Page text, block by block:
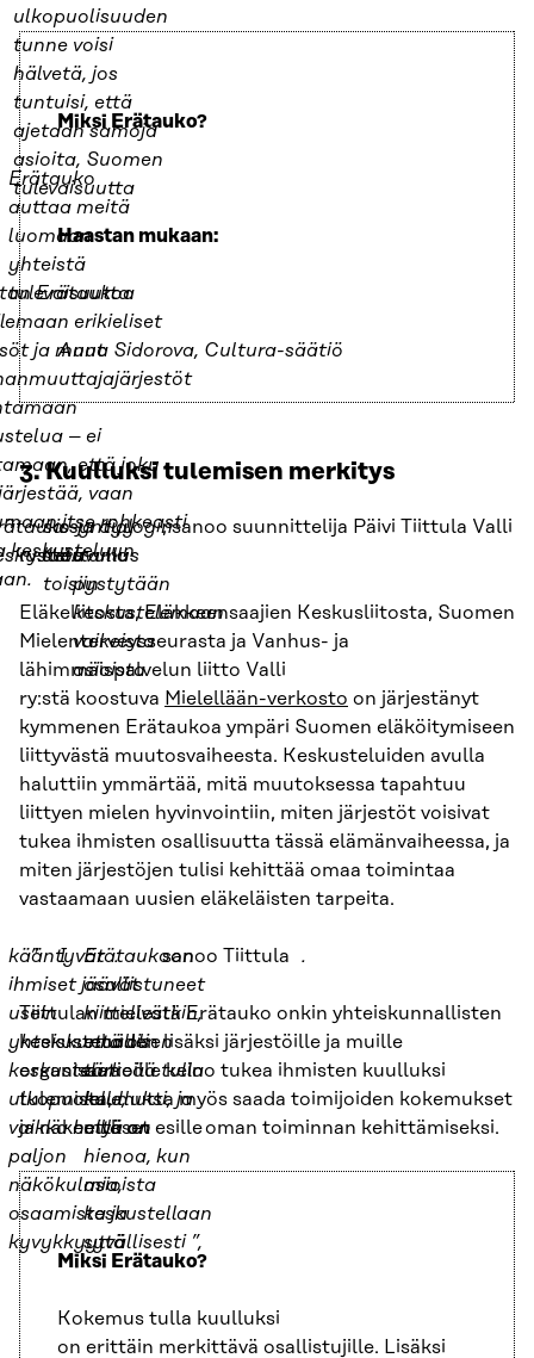
ulkopuolisuuden
tunne voisi
hälvetä, jos
tuntuisi, että
ajetaan samoja
asioita, Suomen
tulevaisuutta
Miksi Erätauko?
Erätauko
auttaa meitä
luomaan
yhteistä
tulevaisuutta.
Haastan mukaan:
Erätaukoa
erikieliset
ja muut
– ei
että joku
vaan
itse rohkeasti
keskusteluun
Anna Sidorova, Cultura-säätiö
3. Kuulluksi tulemisen merkitys
is
sa syntyy
luottamus
toisiin
,
ja dialogin
avulla
pystytään
keskustelemaan
vaikeista
asioista
, sanoo suunnittelija Päivi Tiittula Valli
ry:stä.
Eläkeliitosta, Eläkkeensaajien Keskusliitosta, Suomen
Mielenterveysseurasta ja Vanhus- ja
lähimmäispalvelun liitto Valli
ry:stä koostuva Mielellään-verkosto on järjestänyt
kymmenen Erätaukoa ympäri Suomen eläköitymiseen
liittyvästä muutosvaiheesta. Keskusteluiden avulla
haluttiin ymmärtää, mitä muutoksessa tapahtuu
liittyen mielen hyvinvointiin, miten järjestöt voisivat
tukea ihmisten osallisuutta tässä elämänvaiheessa, ja
miten järjestöjen tulisi kehittää omaa toimintaa
vastaamaan uusien eläkeläisten tarpeita.
” I
kääntyvät
ihmiset jäävät
usein
yhteiskunnallisen
keskustelun
ulkopuolelle,
vaikka heillä on
paljon
näkökulmia,
osaamista ja
kyvykkyyttä
.
Erätaukoon
osallistuneet
kiittelivätkin,
että oli
tärkeää tulla
kuulluksi, ja
että on
hienoa, kun
asioista
keskustellaan
syvällisesti ”,
sanoo Tiittula .
Tiittulan mielestä Erätauko onkin yhteiskunnallisten
keskusteluiden lisäksi järjestöille ja muille
organisaatioille keino tukea ihmisten kuulluksi
tulemista, mutta myös saada toimijoiden kokemukset
ja näkemykset esille oman toiminnan kehittämiseksi.
Miksi Erätauko?
Kokemus tulla kuulluksi
on erittäin merkittävä osallistujille. Lisäksi